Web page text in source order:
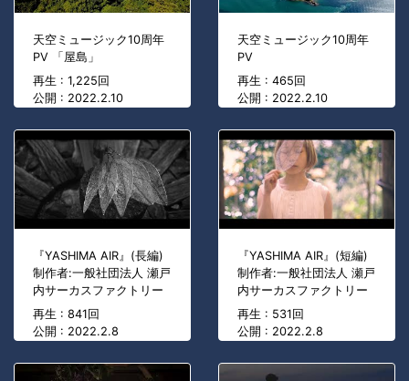
天空ミュージック10周年
PV 「屋島」
再生 : 1,225回
公開 : 2022.2.10
天空ミュージック10周年
PV
再生 : 465回
公開 : 2022.2.10
『YASHIMA AIR』(長編)
制作者:一般社団法人 瀬戸
内サーカスファクトリー
再生 : 841回
公開 : 2022.2.8
『YASHIMA AIR』(短編)
制作者:一般社団法人 瀬戸
内サーカスファクトリー
再生 : 531回
公開 : 2022.2.8